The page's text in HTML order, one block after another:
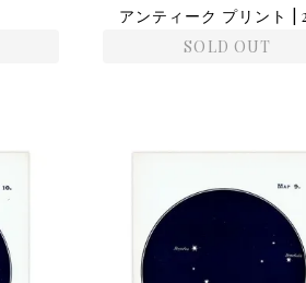
アンティーク プリント |
SOLD OUT